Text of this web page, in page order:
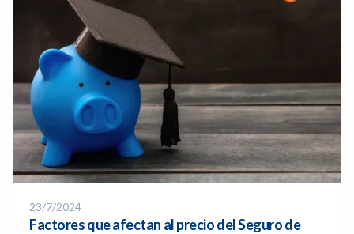
23/7/2024
Factores que afectan al precio del Seguro de